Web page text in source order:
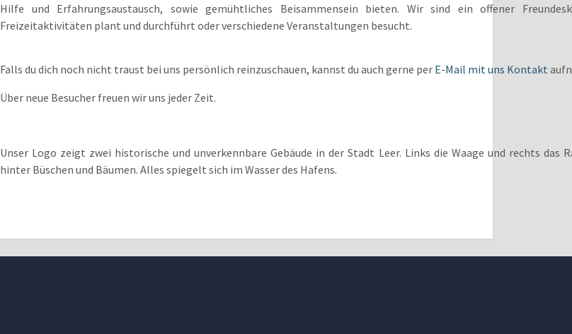
Hilfe und Erfahrungsaustausch, sowie gemühtliches Beisammensein bieten. Wir sind ein offener
Freizeitaktivitäten plant und durchführt oder verschiedene Veranstaltungen besucht.
Falls du dich noch nicht traust bei uns persönlich reinzuschauen, kannst du auch gerne per E-Mail mit uns Kontakt
Über neue Besucher freuen wir uns jeder Zeit.
Unser Logo zeigt zwei historische und unverkennbare Gebäude in der Stadt Leer. Links die Waage und rechts das
hinter Büschen und Bäumen. Alles spiegelt sich im Wasser des Hafens.